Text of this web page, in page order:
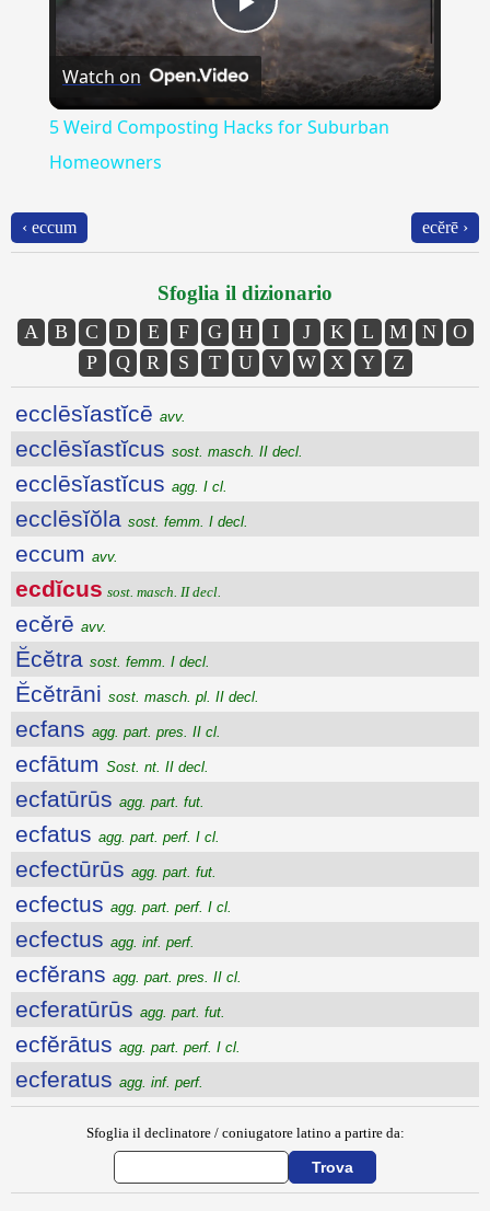
Play
Video
Watch on
5 Weird Composting Hacks for Suburban
Homeowners
‹ eccum ecĕrē ›
Sfoglia il dizionario
A B C D E F G H I J K L M N
O
P
Q R S T U V W X Y Z
ecclēsĭastĭcē avv.
ecclēsĭastĭcus sost. masch. II decl.
ecclēsĭastĭcus agg. I cl.
ecclēsĭŏla sost. femm. I decl.
eccum avv.
ecdĭcus sost. masch. II decl.
ecĕrē avv.
Ĕcĕtra sost. femm. I decl.
Ĕcĕtrāni sost. masch. pl. II decl.
ecfans agg. part. pres. II cl.
ecfātum Sost. nt. II decl.
ecfatūrūs agg. part. fut.
ecfatus agg. part. perf. I cl.
ecfectūrūs agg. part. fut.
ecfectus agg. part. perf. I cl.
ecfectus agg. inf. perf.
ecfĕrans agg. part. pres. II cl.
ecferatūrūs agg. part. fut.
ecfĕrātus agg. part. perf. I cl.
ecferatus agg. inf. perf.
Sfoglia il declinatore / coniugatore latino a partire da: